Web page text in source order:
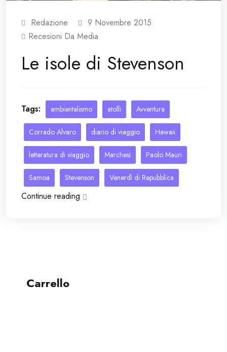
Redazione
9 Novembre 2015
Recesioni Da Media
Le isole di Stevenson
Tags: ambientalismo atolli Avventura
Corrado Alvaro diario di viaggio Hawaii
letteratura di viaggio Marchesi Paolo Mauri
Samoa Stevenson Venerdì di Repubblica
Continue reading
Carrello